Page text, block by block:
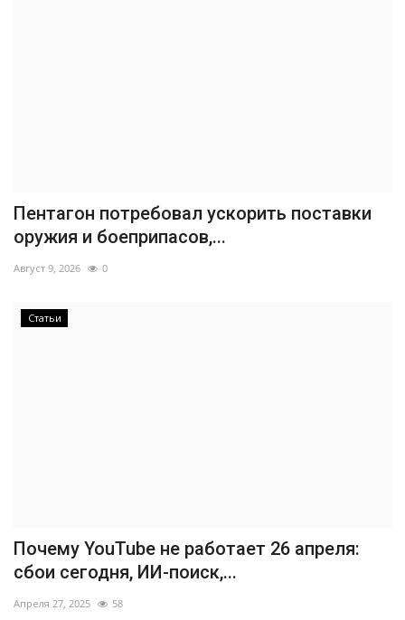
Пентагон потребовал ускорить поставки
оружия и боеприпасов,...
Август 9, 2026 0
Статьи
Почему YouTube не работает 26 апреля:
сбои сегодня, ИИ-поиск,...
Апреля 27, 2025 58